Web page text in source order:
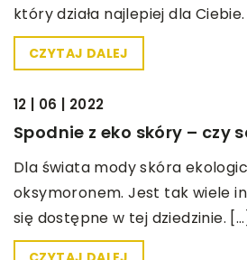
który działa najlepiej dla
CZYTAJ DALEJ
12 | 06 | 2022
Spodnie z eko skóry – czy
Dla świata mody skóra
oksymoronem. Jest tak wiele
się dostępne w tej dziedzinie. […]